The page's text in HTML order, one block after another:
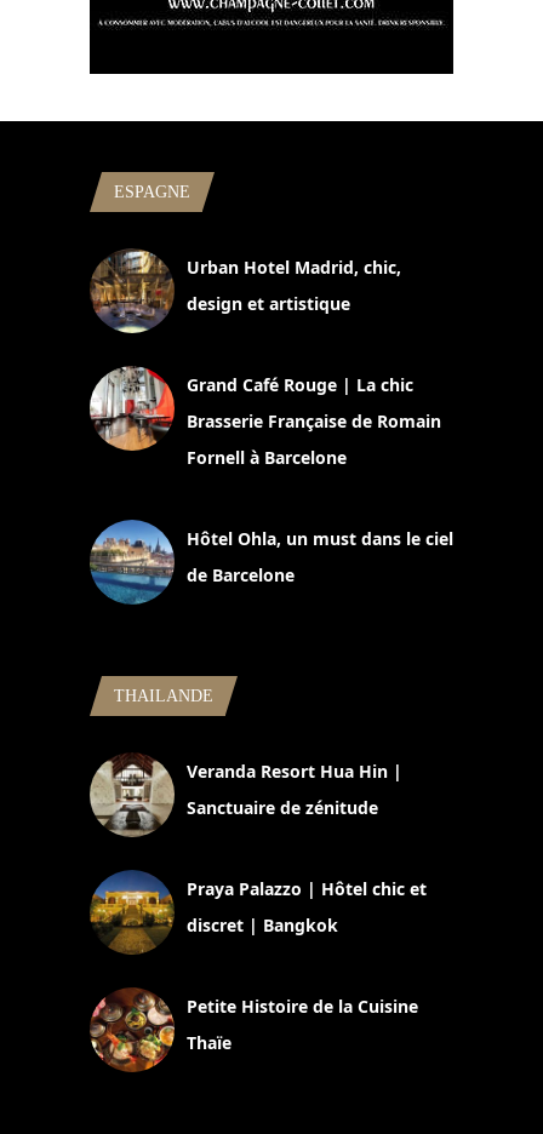
ESPAGNE
Urban Hotel Madrid, chic,
design et artistique
Grand Café Rouge | La chic
Brasserie Française de Romain
Fornell à Barcelone
Hôtel Ohla, un must dans le ciel
de Barcelone
THAILANDE
Veranda Resort Hua Hin |
Sanctuaire de zénitude
Praya Palazzo | Hôtel chic et
discret | Bangkok
Petite Histoire de la Cuisine
Thaïe